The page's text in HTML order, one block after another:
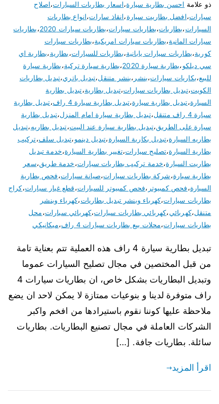
ذو علامة احسن بطارية سيارة،اسعار بطاريات السيارات،اصلاح
سيارات،افضل بطاريت سيارة،انقاذ سارات،انواع بطاريات
السيارات،بطاريات،بطاريات سيارات،بطاريات سيارات 2020 ،بطاريات
سيارات المانية،بطاريات سيارات امريكية،بطاريات سيارات
كورية،بطاريات سيارات يابانية،بطاريات للسيارات،بطارية،بطارية اي
سي ديلكو،بطارية سيارة 2020 ،بطارية سيارة تركية،بطارية سيارة
للبيع،بكاريات سيارات،بنشر ،بنشر متنقل،تبديل باتري،تبديل بطاريات
الكويت،تبديل بطاريات سيارات،تبديل بطارية،تبديل بطارية
السيارة،تبديل بطارية سيارة،تبديل بطارية سيارة 4 راف ،تبديل بطارية
سيارة 4 راف متنقل
،تبديل بطارية سيارة امام المنزل،تبديل بطارية
سيارة على الطريق،تبديل بطارية سيارة عند البيت،تبديل بطاريه،تبديل
بطاريه السيارة،تبديل بكارية السيارة،تبديل دينمو،تبديل سلف،تركيب
بطارية السيارة،تصليح سيارات،تغيير بطارية السيارة،خدمة تبديل
بطاريت السيارة،خدمة تركيب بطاريات سيارات،خدمة طريق،سعر
بطارية سيارة،شركة بطاريات سيارات،صيانة سيارات،فحص بطارية
السيارة،فحص كمبيوتر ،فحص كمبيوتر للسيارات،قطع غيار سيارات،كراج
بطاريات سيارات،كهرباء وبنشر تبديل بطاريات،كهرباء وبنشر
متنقل،كهربائي،كهربائي بطاريات سيارات،كهربائي سيارات،محل
بطاريات سيارات،محلات بيع بطاريات سيارات 4 راف ،ميكانيكي
تبديل بطارية سيارة 4 راف هذه العملية تتم بعناية تامة
من قبل المختصين في مجال تصليح السيارات عموما
وتبديل البطاريات بشكل خاص، ان بطاريات سيارات 4
راف متوفرة لدينا و بنوعيات ممتازة لا يمكن لاحد ان يضع
ملاحظة عليها كوننا نقوم باستيرادها من افخم واكبر
الشركات العاملة في مجال تصنيع البطاريات. بطاريات
سائلة. بطاريات جافة. […]
اقرأ المزيد